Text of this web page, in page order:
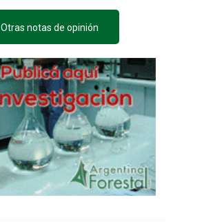
Otras notas de opinión